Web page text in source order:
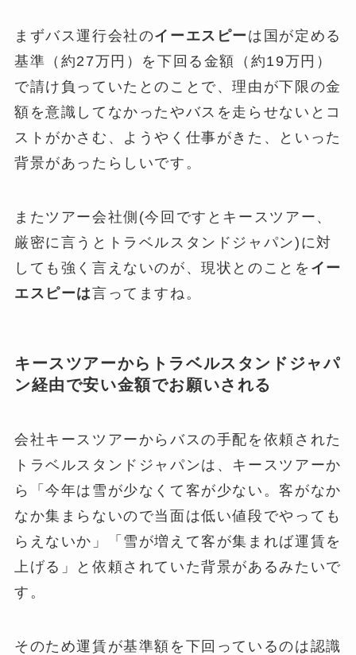
まずバス運行会社のイーエスピー は国が定める
基準（約27万円）を下回る金額（約19万円）
で請け負っていたとのことで、理由が下限の金
額を意識してなかったやバスを走らせないとコ
ストがかさむ、ようやく仕事がきた、といった
背景があったらしいです。
またツアー会社側(今回ですとキースツアー、
厳密に言うとトラベルスタンドジャパン)に対
しても強く言えないのが、現状とのことを イー
エスピーは言ってますね。
キースツアーからトラベルスタンドジャパ
ン経由で安い金額でお願いされる
会社キースツアーからバスの手配を依頼された
トラベルスタンドジャパンは、キースツアーか
ら「今年は雪が少なくて客が少ない。客がなか
なか集まらないので当面は低い値段でやっても
らえないか」「雪が増えて客が集まれば運賃を
上げる」と依頼されていた背景があるみたいで
す。
そのため運賃が基準額を下回っているのは認識